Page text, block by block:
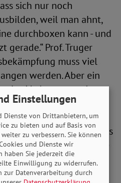
sich nur noch
weil man ahnt,
durchboxen kann - und
gerade.“ Prof. Truger
muss viel
werden. Aber ein
eine Verbesserung im
SoVD-Landesverbandes
ist wichtig, „dass die
in den politischen
behalten werden. Das
Einstellungen
Dienste von Drittanbietern, um
zu bieten und auf Basis von
zu verbessern. Sie können
und Dienste wir
haben Sie jederzeit die
Einwilligung zu widerrufen.
zur Datenverarbeitung durch